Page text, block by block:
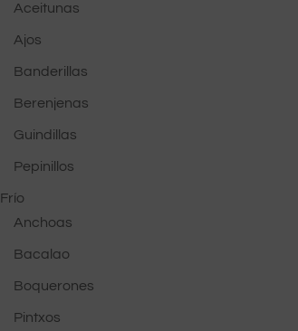
Aceitunas
Ajos
Banderillas
Berenjenas
Guindillas
Pepinillos
Frío
Anchoas
Bacalao
Boquerones
Pintxos